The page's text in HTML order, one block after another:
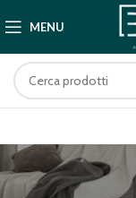
MENU